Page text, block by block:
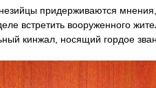
придерживаются
встретить вооруженного
кинжал, носящий гордое